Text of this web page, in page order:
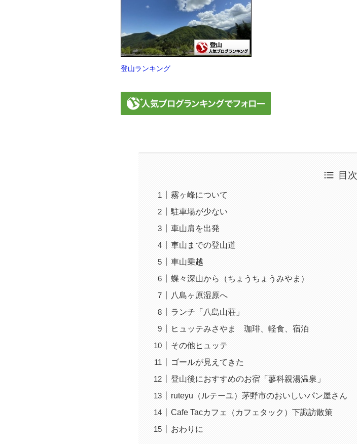
登山ランキング
目次
霧ヶ峰について
駐車場が少ない
車山肩を出発
車山までの登山道
車山乗越
蝶々深山から（ちょうちょうみやま）
八島ヶ原湿原へ
ランチ「八島山荘」
ヒュッテみさやま 珈琲、軽食、宿泊
その他ヒュッテ
ゴールが見えてきた
登山後におすすめのお宿「蓼科親湯温泉」
ruteyu（ルテーユ）茅野市のおいしいパン屋さん
Cafe Tacカフェ（カフェタック）下諏訪散策
おわりに